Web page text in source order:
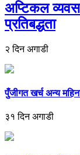
अप्टिकल
प्रतिबद्धता
२ दिन अगाडी
पुँजीगत खर्च अन्य
३१ दिन अगाडी